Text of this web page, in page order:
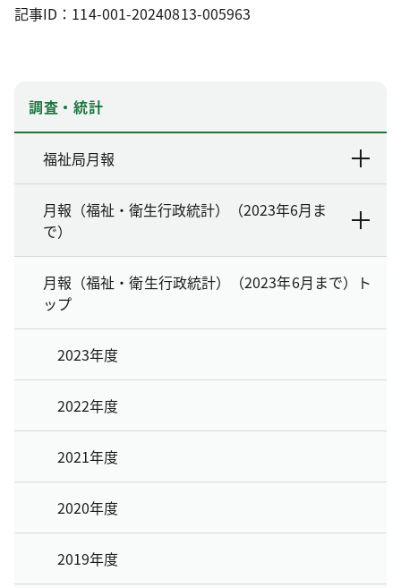
記事ID：114-001-20240813-005963
調査・統計
福祉局月報
月報（福祉・衛生行政統計）（2023年6月ま
で）
月報（福祉・衛生行政統計）（2023年6月まで）ト
ップ
2023年度
2022年度
2021年度
2020年度
2019年度